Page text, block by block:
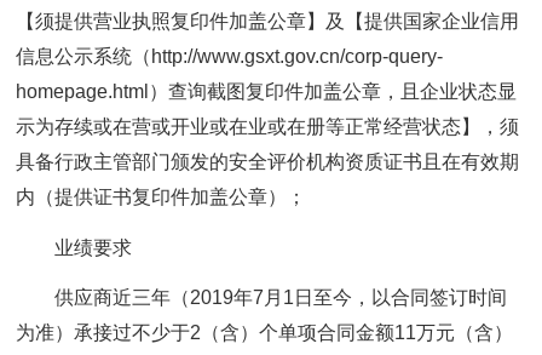
【须提供营业执照复印件加盖公章】及【提供国家企业信用
信息公示系统（http://www.gsxt.gov.cn/corp-query-
homepage.html）查询截图复印件加盖公章，且企业状态显
示为存续或在营或开业或在业或在册等正常经营状态】，须
具备行政主管部门颁发的安全评价机构资质证书且在有效期
内（提供证书复印件加盖公章）；
业绩要求
供应商近三年（2019年7月1日至今，以合同签订时间
为准）承接过不少于2（含）个单项合同金额11万元（含）